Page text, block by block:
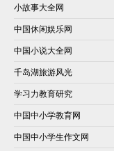
小故事大全网
中国休闲娱乐网
中国小说大全网
千岛湖旅游风光
学习力教育研究
中国中小学教育网
中国中小学生作文网